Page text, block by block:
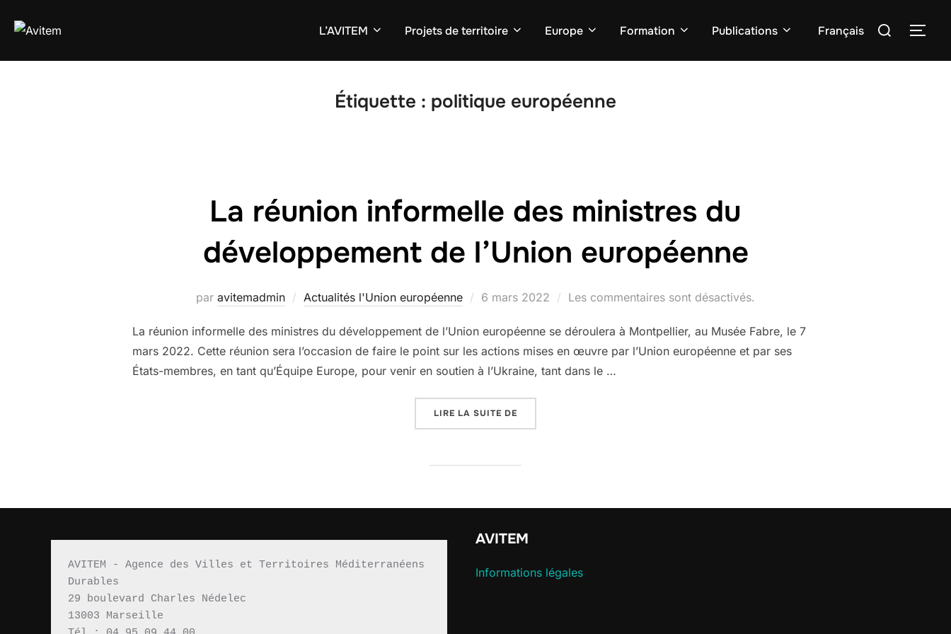
L’AVITEM Projets de territoire Europe Formation Publications Français
Rechercher :
Étiquette : politique européenne
La réunion informelle des ministres du
développement de l’Union européenne
par avitemadmin Actualités l'Union européenne
Publié
6 mars 2022 Les commentaires sont désactivés.
La réunion informelle des ministres du développement de l’Union européenne se déroulera à Montpellier, au Musée Fabre, le 7
mars 2022. Cette réunion sera l’occasion de faire le point sur les actions mises en œuvre par l’Union européenne et par ses
États-membres, en tant qu’Équipe Europe, pour venir en soutien à l’Ukraine, tant dans le …
LIRE LA SUITE DE
AVITEM - Agence des Villes et Territoires Méditerranéens
Durables
29 boulevard Charles Nédelec
13003 Marseille
AVITEM
Informations légales